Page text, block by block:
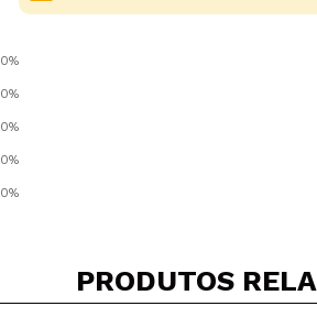
0%
0%
0%
0%
0%
PRODUTOS